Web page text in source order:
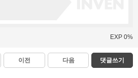
EXP 0%
이전 다음 댓글쓰기